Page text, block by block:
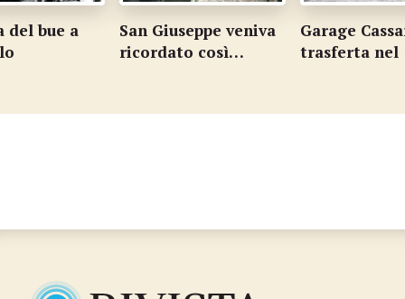
veniva
così…
Garage Cassarate in
trasferta nel 1971
Us
anni dopo